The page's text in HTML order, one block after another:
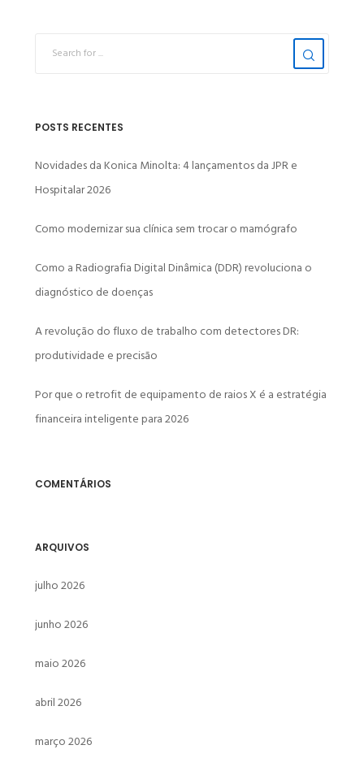
POSTS RECENTES
Novidades da Konica Minolta: 4 lançamentos da JPR e
Hospitalar 2026
Como modernizar sua clínica sem trocar o mamógrafo
Como a Radiografia Digital Dinâmica (DDR) revoluciona o
diagnóstico de doenças
A revolução do fluxo de trabalho com detectores DR:
produtividade e precisão
Por que o retrofit de equipamento de raios X é a estratégia
financeira inteligente para 2026
COMENTÁRIOS
ARQUIVOS
julho 2026
junho 2026
maio 2026
abril 2026
março 2026